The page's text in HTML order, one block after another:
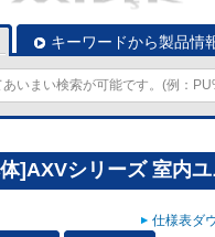
キーワードから製品情
]AXVシリーズ 室内
仕様表ダ